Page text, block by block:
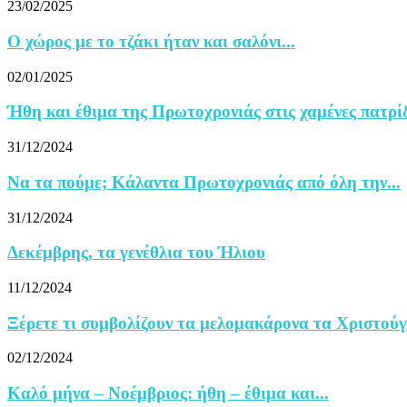
23/02/2025
Ο χώρος με το τζάκι ήταν και σαλόνι...
02/01/2025
Ήθη και έθιμα της Πρωτοχρονιάς στις χαμένες
31/12/2024
Να τα πούμε; Κάλαντα Πρωτοχρονιάς από όλη την...
31/12/2024
Δεκέμβρης, τα γενέθλια του Ήλιου
11/12/2024
Ξέρετε τι συμβολίζουν τα μελομακάρονα τα
02/12/2024
Καλό μήνα – Νοέμβριος: ήθη – έθιμα και...